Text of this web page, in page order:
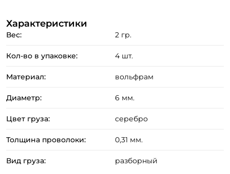
Характеристики
Вес: 2 гр.
Кол-во в упаковке: 4 шт.
Материал: вольфрам
Диаметр: 6 мм.
Цвет груза: серебро
Толщина проволоки: 0,31 мм.
Вид груза: разборный
Создать аккаунт
ФИО: *